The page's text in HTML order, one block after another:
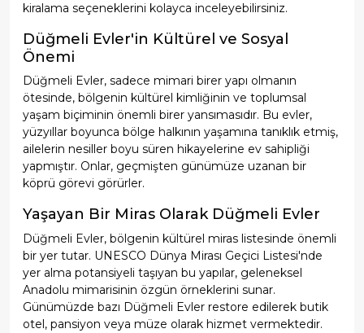
kiralama seçeneklerini kolayca inceleyebilirsiniz.
Düğmeli Evler'in Kültürel ve Sosyal
Önemi
Düğmeli Evler, sadece mimari birer yapı olmanın
ötesinde, bölgenin kültürel kimliğinin ve toplumsal
yaşam biçiminin önemli birer yansımasıdır. Bu evler,
yüzyıllar boyunca bölge halkının yaşamına tanıklık etmiş,
ailelerin nesiller boyu süren hikayelerine ev sahipliği
yapmıştır. Onlar, geçmişten günümüze uzanan bir
köprü görevi görürler.
Yaşayan Bir Miras Olarak Düğmeli Evler
Düğmeli Evler, bölgenin kültürel miras listesinde önemli
bir yer tutar. UNESCO Dünya Mirası Geçici Listesi'nde
yer alma potansiyeli taşıyan bu yapılar, geleneksel
Anadolu mimarisinin özgün örneklerini sunar.
Günümüzde bazı Düğmeli Evler restore edilerek butik
otel, pansiyon veya müze olarak hizmet vermektedir.